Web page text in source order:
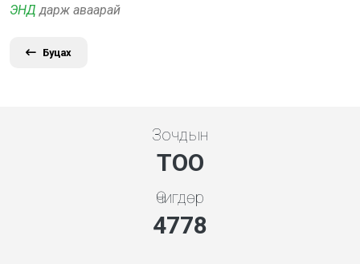
ЭНД дарж аваарай
Буцах
Зочдын
ТОО
Өчигдөр
5119